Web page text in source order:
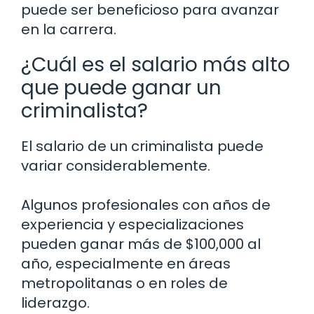
puede ser beneficioso para avanzar
en la carrera.
¿Cuál es el salario más alto
que puede ganar un
criminalista?
El salario de un criminalista puede
variar considerablemente.
Algunos profesionales con años de
experiencia y especializaciones
pueden ganar más de $100,000 al
año, especialmente en áreas
metropolitanas o en roles de
liderazgo.